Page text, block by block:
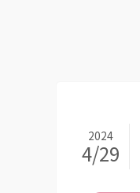
2024
4/29